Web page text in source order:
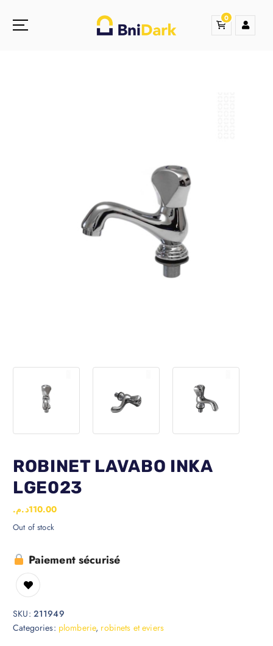
0
ROBINET LAVABO INKA
LGE023
110.00د.م.
Out of stock
Paiement sécurisé
SKU: 211949
Categories: plomberie, robinets et eviers